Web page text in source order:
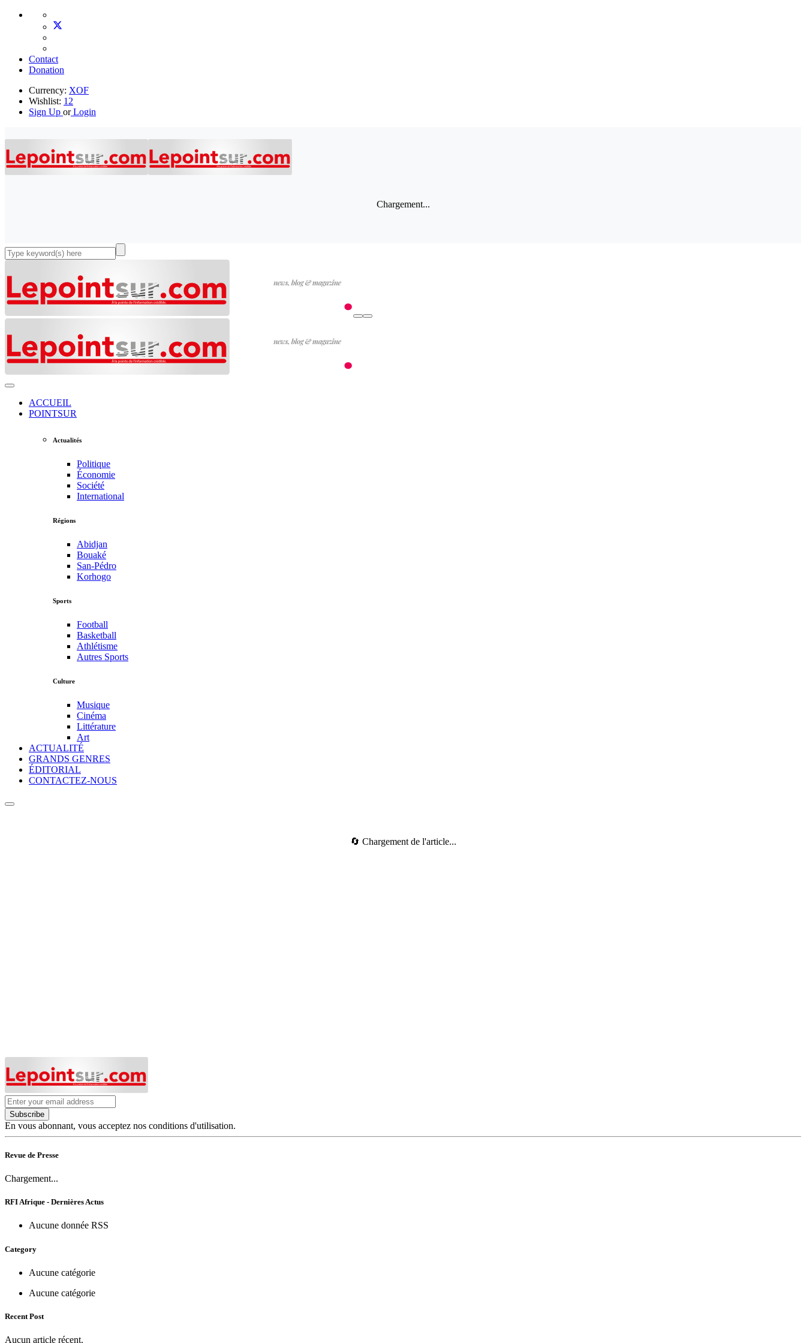
Contact
Donation
Currency: XOF
Wishlist: 12
Sign Up orLogin
Chargement...
ACCUEIL
POINTSUR
Actualités
Politique
Économie
Société
International
Régions
Abidjan
Bouaké
San-Pédro
Korhogo
Sports
Football
Basketball
Athlétisme
Autres Sports
Culture
Musique
Cinéma
Littérature
Art
ACTUALITÉ
GRANDS GENRES
ÉDITORIAL
CONTACTEZ-NOUS
🔄 Chargement de l'article...
Subscribe
En vous abonnant, vous acceptez nos conditions d'utilisation.
Revue de Presse
Chargement...
RFI Afrique - Dernières Actus
Aucune donnée RSS
Category
Aucune catégorie
Aucune catégorie
Recent Post
Aucun article récent.